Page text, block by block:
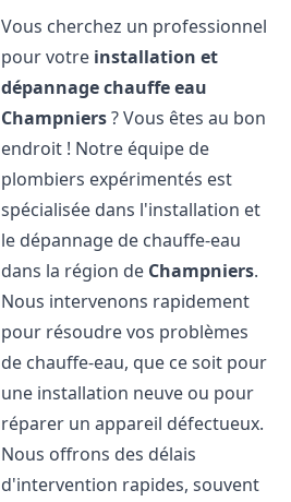
Vous cherchez un professionnel
pour votre installation et
dépannage chauffe eau
Champniers? Vous êtes au bon
endroit ! Notre équipe de
plombiers expérimentés est
spécialisée dans l'installation et
le dépannage de chauffe-eau
dans la région de Champniers.
Nous intervenons rapidement
pour résoudre vos problèmes
de chauffe-eau, que ce soit pour
une installation neuve ou pour
réparer un appareil défectueux.
Nous offrons des délais
d'intervention rapides, souvent